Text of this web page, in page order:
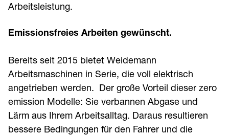
Arbeitsleistung.
Emissionsfreies Arbeiten gewünscht.
Bereits seit 2015 bietet Weidemann
Arbeitsmaschinen in Serie, die voll elektrisch
angetrieben werden. Der große Vorteil dieser zero
emission Modelle: Sie verbannen Abgase und
Lärm aus Ihrem Arbeitsalltag. Daraus resultieren
bessere Bedingungen für den Fahrer und die